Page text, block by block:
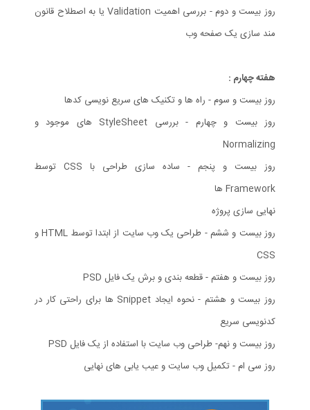
روز بیست و دوم - بررسی اهمیت Validation یا به اصطلاح قانون
مند سازی یک صفحه وب
هفته چهارم :
روز بیست و سوم - راه ها و تکنیک های سریع نویسی کدها
روز بیست و چهارم - بررسی StyleSheet های موجود و
Normalizing
روز بیست و پنجم - ساده سازی طراحی با CSS توسط
Framework ها
نهایی سازی پروژه
روز بیست و ششم - طراحی یک وب سایت از ابتدا توسط HTML و
CSS
روز بیست و هفتم - قطعه بندی و برش یک فایل PSD
روز بیست و هشتم - نحوه ایجاد Snippet ها برای راحتی کار در
کدنویسی سریع
روز بیست و نهم- طراحی وب سایت با استفاده از یک فایل PSD
روز سی ام - تکمیل وب سایت و عیب یابی های نهایی